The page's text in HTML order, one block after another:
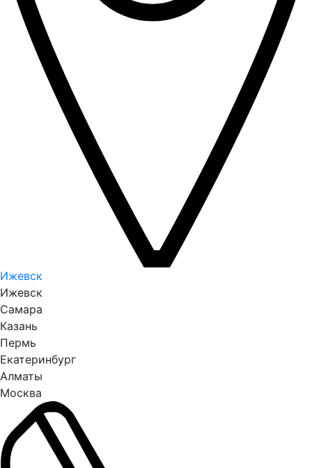
Ижевск
Ижевск
Самара
Казань
Пермь
Екатеринбург
Алматы
Москва